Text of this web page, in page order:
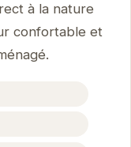
à la nature
confortable et